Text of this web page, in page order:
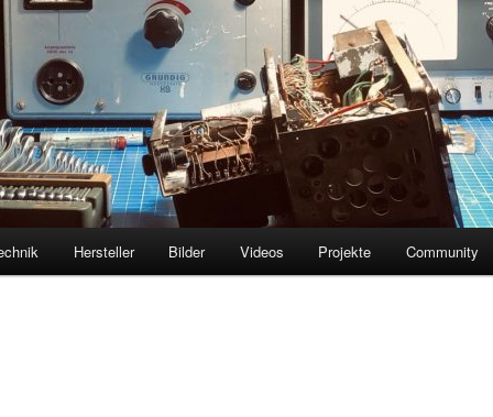
Hersteller Bilder Videos Projekte Community